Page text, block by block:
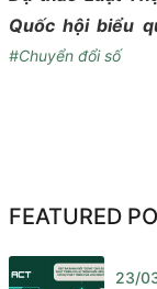
Quốc hội biểu
này. Trong bối
đổi số nhằm
#Chuyển đổi số
FEATURED
23/